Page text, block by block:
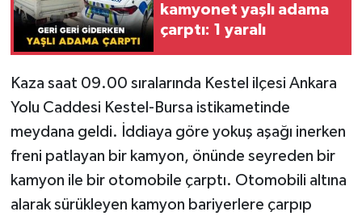
kamyonet yaşlı adama
çarptı: 1 yaralı
Kaza saat 09.00 sıralarında Kestel ilçesi Ankara
Yolu Caddesi Kestel-Bursa istikametinde
meydana geldi. İddiaya göre yokuş aşağı inerken
freni patlayan bir kamyon, önünde seyreden bir
kamyon ile bir otomobile çarptı. Otomobili altına
alarak sürükleyen kamyon bariyerlere çarpıp